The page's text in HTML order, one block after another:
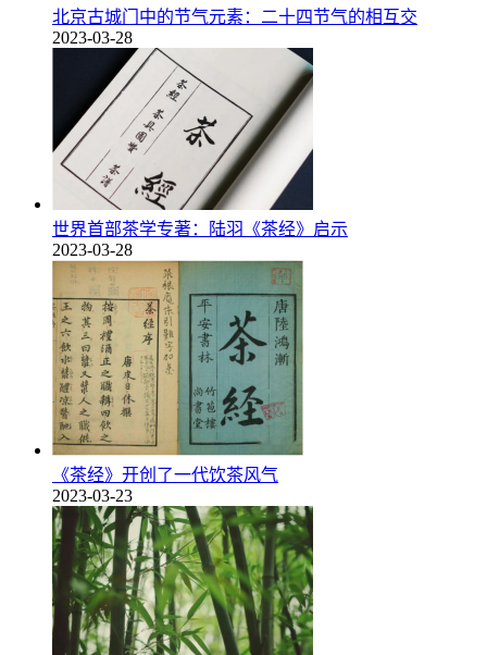
北京古城门中的节气元素：二十四节气的相互交
2023-03-28
世界首部茶学专著：陆羽《茶经》启示
2023-03-28
《茶经》开创了一代饮茶风气
2023-03-23